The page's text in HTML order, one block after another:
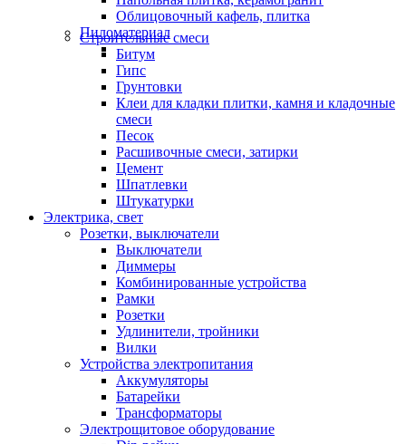
Облицовочный кафель, плитка
Пиломатериал
Строительные смеси
Битум
Гипс
Грунтовки
Клеи для кладки плитки, камня и кладочные
смеси
Песок
Расшивочные смеси, затирки
Цемент
Шпатлевки
Штукатурки
Электрика, свет
Розетки, выключатели
Выключатели
Диммеры
Комбинированные устройства
Рамки
Розетки
Удлинители, тройники
Вилки
Устройства электропитания
Аккумуляторы
Батарейки
Трансформаторы
Электрощитовое оборудование